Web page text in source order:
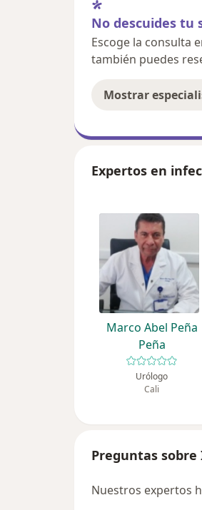
No descuides tu
Escoge la consulta
también puedes
Mostrar
Expertos en
Marco Abel Peña
Peña
Urólogo
Cali
Preguntas
Nuestros expertos